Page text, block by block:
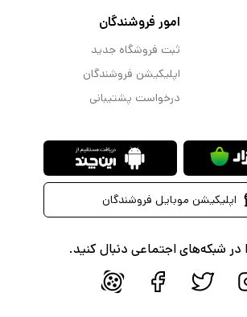
امور فروشندگان
ثبت فروشگاه جدید
اپلیکیشن فروشندگان
درخواست پشتیبانی
اپلیکیشن موبایل فروشندگان
در شبکه‌های اجتماعی دنبال کنید.